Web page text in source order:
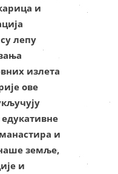
и
лепу
излета
ове
и
земље,
и